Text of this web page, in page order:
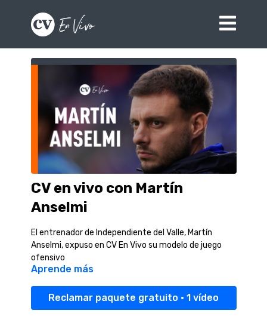
CV en vivo con Martín
Anselmi
El entrenador de Independiente del Valle, Martín
Anselmi, expuso en CV En Vivo su modelo de juego
ofensivo
Aprende más
Reclamar paquete gratuito • 1 vídeo